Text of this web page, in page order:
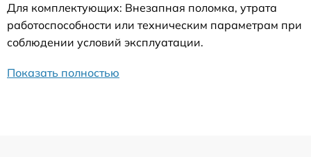
Для комплектующих: Внезапная поломка, утрата
работоспособности или техническим параметрам при
соблюдении условий эксплуатации.
Показать полностью